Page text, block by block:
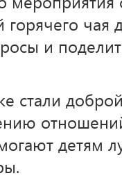
чая
и
стали
детям